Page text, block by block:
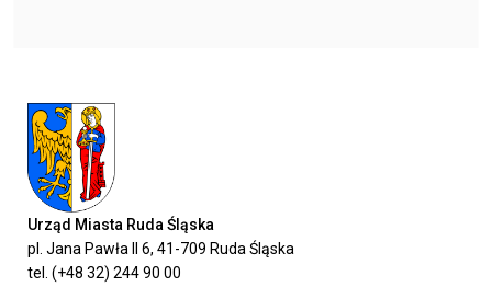
Urząd Miasta Ruda Śląska
pl. Jana Pawła II 6, 41-709 Ruda Śląska
tel. (+48 32) 244 90 00